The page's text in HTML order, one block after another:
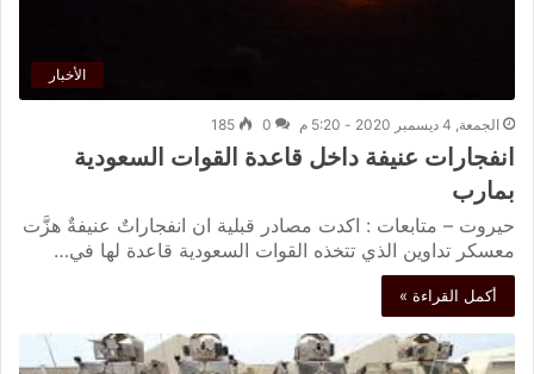
الأخبار
الجمعة, 4 ديسمبر 2020 - 5:20 م 0
185
انفجارات عنيفة داخل قاعدة القوات السعودية
بمارب
حيروت – متابعات : اكدت مصادر قبلية ان انفجاراتٌ عنيفةٌ هزَّت
معسكر تداوين الذي تتخذه القوات السعودية قاعدة لها في…
أكمل القراءة »